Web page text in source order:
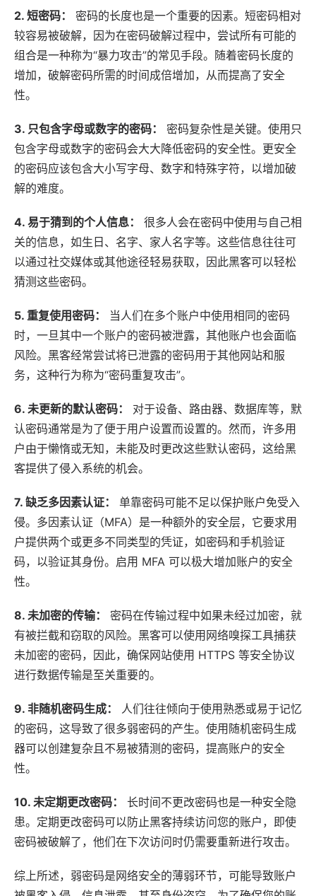
2. 短密码：
密码的长度也是一个重要的因素。短密码相对
较容易被破解，因为在密码破解过程中，尝试所有可能的
组合是一种称为“暴力攻击”的常见手段。随着密码长度的
增加，破解密码所需的时间成倍增加，从而提高了安全
性。
3. 只包含字母或数字的密码：
密码复杂性是关键。使用只
包含字母或数字的密码会大大降低密码的安全性。更安全
的密码应该包含大小写字母、数字和特殊字符，以增加破
解的难度。
4. 易于猜到的个人信息：
很多人会在密码中使用与自己相
关的信息，如生日、名字、家人名字等。这些信息往往可
以通过社交媒体或其他途径轻易获取，因此黑客可以轻松
猜测这些密码。
5. 重复使用密码：
当人们在多个账户中使用相同的密码
时，一旦其中一个账户的密码被泄露，其他账户也会面临
风险。黑客经常尝试将已泄露的密码用于其他网站和服
务，这种行为称为“密码重复攻击”。
6. 未更新的默认密码：
对于设备、路由器、数据库等，默
认密码通常是为了便于用户设置而设置的。然而，许多用
户由于懒惰或无知，未能及时更改这些默认密码，这给黑
客提供了侵入系统的机会。
7. 缺乏多因素认证：
单靠密码可能不足以保护账户免受入
侵。多因素认证（MFA）是一种额外的安全层，它要求用
户提供两个或更多不同类型的凭证，如密码和手机验证
码，以验证其身份。启用 MFA 可以极大增加账户的安全
性。
8. 未加密的传输：
密码在传输过程中如果未经过加密，就
有被拦截和窃取的风险。黑客可以使用网络嗅探工具捕获
未加密的密码，因此，确保网站使用 HTTPS 等安全协议
进行数据传输是至关重要的。
9. 非随机密码生成：
人们往往倾向于使用熟悉或易于记忆
的密码，这导致了很多弱密码的产生。使用随机密码生成
器可以创建复杂且不易被猜测的密码，提高账户的安全
性。
10. 未定期更改密码：
长时间不更改密码也是一种安全隐
患。定期更改密码可以防止黑客持续访问您的账户，即使
密码被破解了，他们在下次访问时仍需要重新进行攻击。
综上所述，弱密码是网络安全的薄弱环节，可能导致账户